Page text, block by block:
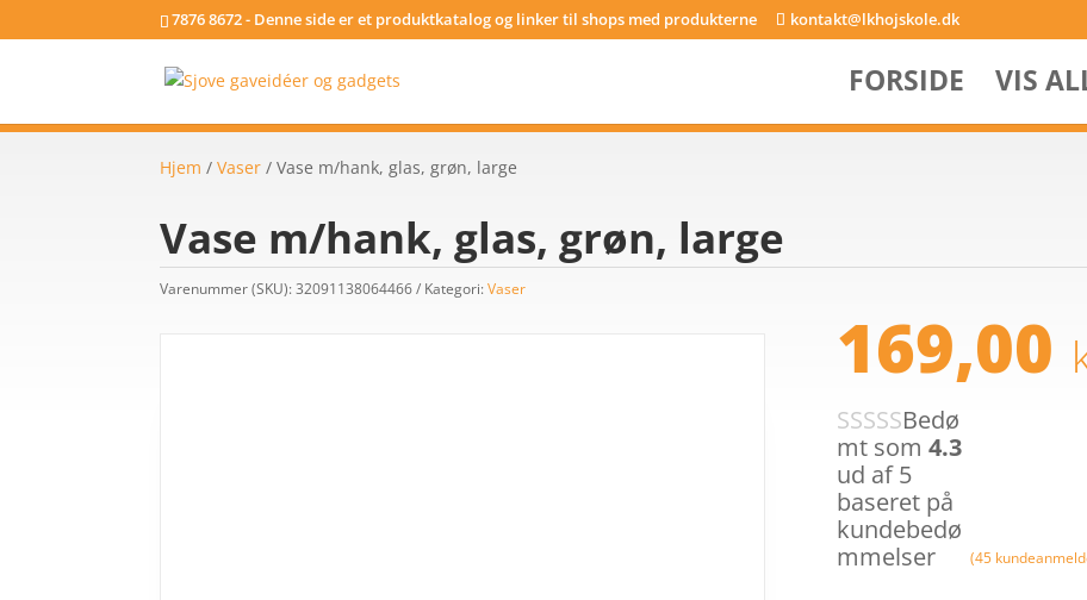
7876 8672 - Denne side er et produktkatalog og linker til shops med produkterne kontakt@lkhojskole.dk
FORSIDE VIS
Hjem /Vaser / Vase m/hank, glas, grøn, large
Vase m/hank, glas, grøn, large
Varenummer (SKU):32091138064466 Kategori:Vaser
169,00
Bedø
mt som 4.3
ud af 5
baseret på
kundebedø
mmelser
(45